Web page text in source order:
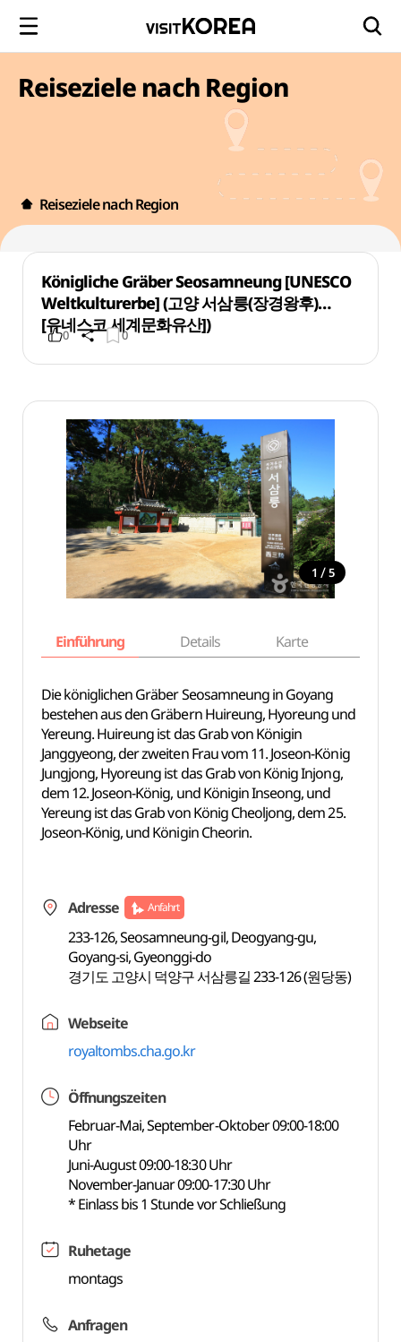
Reiseziele nach Region
Reiseziele nach Region
Königliche Gräber Seosamneung [UNESCO
Weltkulturerbe] (고양 서삼릉(장경왕후)
[유네스코 세계문화유산])
0 0
1 / 5
Einführung Details Karte
Die königlichen Gräber Seosamneung in Goyang
bestehen aus den Gräbern Huireung, Hyoreung und
Yereung. Huireung ist das Grab von Königin
Janggyeong, der zweiten Frau vom 11. Joseon-König
Jungjong, Hyoreung ist das Grab von König Injong,
dem 12. Joseon-König, und Königin Inseong, und
Yereung ist das Grab von König Cheoljong, dem 25.
Joseon-König, und Königin Cheorin.
Adresse Anfahrt
233-126, Seosamneung-gil, Deogyang-gu,
Goyang-si, Gyeonggi-do
경기도 고양시 덕양구 서삼릉길 233-126 (원당동)
Webseite
royaltombs.cha.go.kr
Öffnungszeiten
Februar-Mai, September-Oktober 09:00-18:00
Uhr
Juni-August 09:00-18:30 Uhr
November-Januar 09:00-17:30 Uhr
* Einlass bis 1 Stunde vor Schließung
Ruhetage
montags
Anfragen